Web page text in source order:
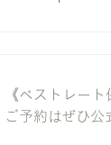
《ベストレー
ご予約はぜひ公